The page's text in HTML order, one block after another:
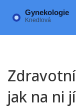
jak na ni